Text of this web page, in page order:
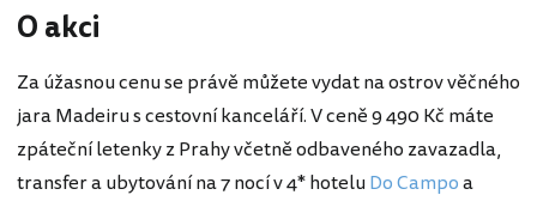
O akci
Za úžasnou cenu se právě můžete vydat na ostrov věčného
jara Madeiru s cestovní kanceláří. V ceně 9 490 Kč máte
zpáteční letenky z Prahy včetně odbaveného zavazadla,
transfer a ubytování na 7 nocí v 4* hoteluDo Campoa